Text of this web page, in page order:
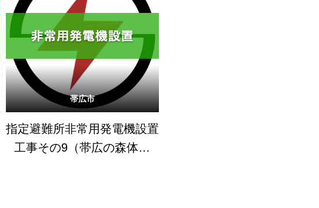
帯広市
指定避難所非常用発電機設置
工事その9（帯広の森体育